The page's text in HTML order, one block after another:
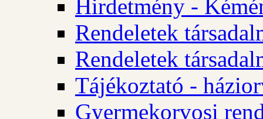
Hirdetmény -
Rendeletek
Rendeletek
Tájékoztató -
Gyermekorvosi